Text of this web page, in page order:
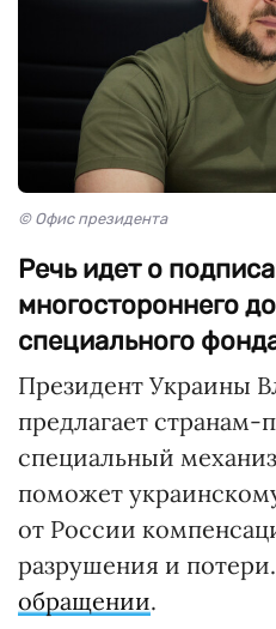
© Офис президента
Речь идет о
многостороннего
специального
Президент Украины
предлагает странам-
специальный
поможет
от России
разрушения и
обращении.